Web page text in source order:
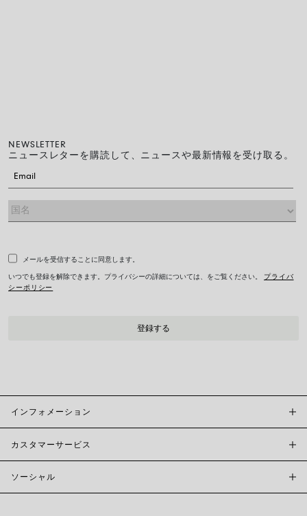
NEWSLETTER
ニュースレターを購読して、ニュースや最新情報を受け取る。
メールを受信することに同意します。
いつでも登録を解除できます。プライバシーの詳細については、をご覧ください。 プライバ
シーポリシー
インフォメーション
カスタマーサービス
ソーシャル